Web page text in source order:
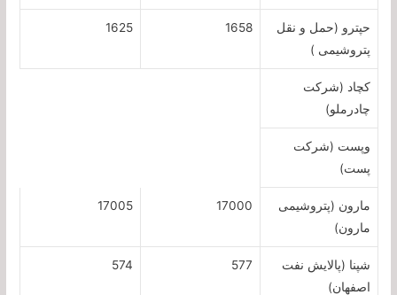
حپترو (حمل و نقل
پتروشیمی )
1658
1625
کچاد (شرکت
چادرملو)
وپست (شرکت
پست)
مارون (پتروشیمی
مارون)
17000
17005
شپنا (پالایش نفت
اصفهان)
577
574